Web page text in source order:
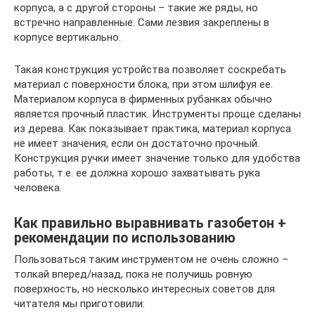
корпуса, а с другой стороны – такие же ряды, но
встречно направленные. Сами лезвия закреплены в
корпусе вертикально.
Такая конструкция устройства позволяет соскребать
материал с поверхности блока, при этом шлифуя ее.
Материалом корпуса в фирменных рубанках обычно
является прочный пластик. Инструменты проще сделаны
из дерева. Как показывает практика, материал корпуса
не имеет значения, если он достаточно прочный.
Конструкция ручки имеет значение только для удобства
работы, т.е. ее должна хорошо захватывать рука
человека.
Как правильно выравнивать газобетон +
рекомендации по использованию
Пользоваться таким инструментом не очень сложно –
толкай вперед/назад, пока не получишь ровную
поверхность, но несколько интересных советов для
читателя мы приготовили: